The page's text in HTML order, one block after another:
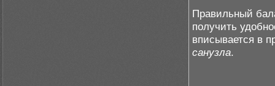
Правильный
получить
вписывается в
санузла.